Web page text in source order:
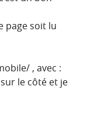
page soit lu
, avec :
le côté et je